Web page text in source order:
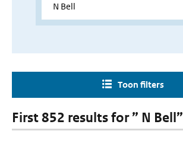
Toon filters
First 852 results for ” N Bell”